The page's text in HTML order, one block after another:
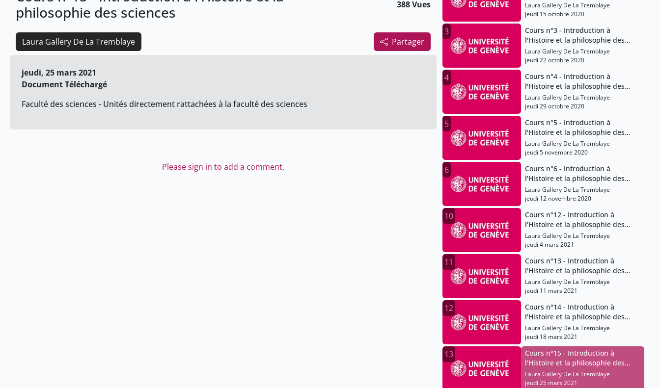
philosophie des sciences
388 Vues
Partager
Laura Gallery De La Tremblaye
jeudi, 25 mars 2021
Document Téléchargé
Faculté des sciences - Unités directement rattachées à la faculté des sciences
Please sign in to add a comment.
sciences
Laura Gallery De La Tremblaye
jeudi 15 octobre 2020
3
Cours n°3 - Introduction à
l'Histoire et la philosophie des
sciences
Laura Gallery De La Tremblaye
jeudi 22 octobre 2020
4
Cours n°4 - Introduction à
l'Histoire et la philosophie des
sciences
Laura Gallery De La Tremblaye
jeudi 29 octobre 2020
5
Cours n°5 - Introduction à
l'Histoire et la philosophie des
sciences
Laura Gallery De La Tremblaye
jeudi 5 novembre 2020
6
Cours n°6 - Introduction à
l'Histoire et la philosophie des
sciences
Laura Gallery De La Tremblaye
jeudi 12 novembre 2020
10
Cours n°12 - Introduction à
l'Histoire et la philosophie des
sciences
Laura Gallery De La Tremblaye
jeudi 4 mars 2021
11
Cours n°13 - Introduction à
l'Histoire et la philosophie des
sciences
Laura Gallery De La Tremblaye
jeudi 11 mars 2021
12
Cours n°14 - Introduction à
l'Histoire et la philosophie des
sciences
Laura Gallery De La Tremblaye
jeudi 18 mars 2021
13
Cours n°15 - Introduction à
l'Histoire et la philosophie des
sciences
Laura Gallery De La Tremblaye
jeudi 25 mars 2021